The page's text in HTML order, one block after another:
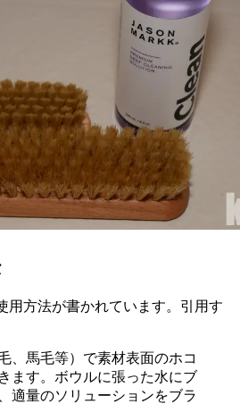
用方法が書かれています。引用す
、馬毛等）で素材表面のホコ
ます。ボウルに張った水にブ
適量のソリューションをブラ